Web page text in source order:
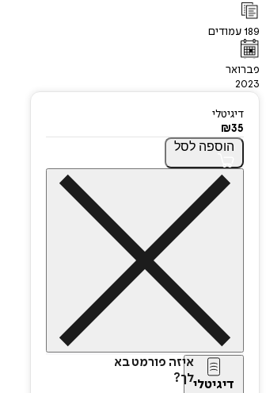
189עמודים
פברואר
2023
דיגיטלי
₪35
הוספה לסל
איזה פורמט בא
לך?דיגיטלי